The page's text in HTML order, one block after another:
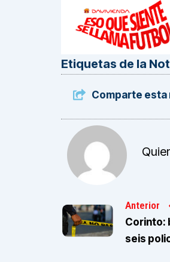
Etiquetas de la
Comparte esta
Anterior
Corinto:
seis